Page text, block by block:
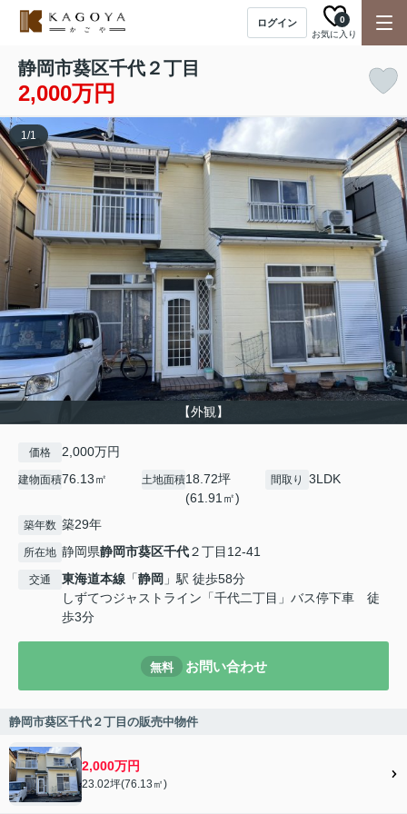
ログイン
お気に入り
0
静岡市葵区千代２丁目
2,000万円
【外観】
1/1
価格 2,000万円
建物面積76.13㎡ 土地面積18.72坪
(61.91㎡)
間取り 3LDK
築年数 築29年
所在地 静岡県静岡市葵区千代２丁目12-41
交通 東海道本線 「静岡 」駅 徒歩58分
しずてつジャストライン「千代二丁目」バス停下車 徒
歩3分
無料 お問い合わせ
静岡市葵区千代２丁目の販売中物件
2,000万円
23.02坪(76.13㎡)